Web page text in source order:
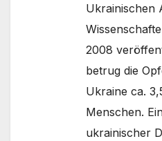
Ukrainischen
2008
betrug die
Ukraine ca.
Menschen.
ukrainischer